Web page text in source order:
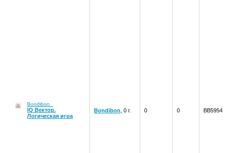
Bondibon
IQ Вектор.
Логическая игра
Bondibon , 0 г. 0 0 ВВ5954